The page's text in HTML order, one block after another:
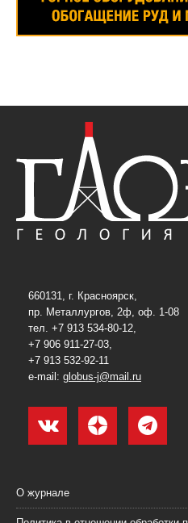
660131, г. Красноярск,
пр. Металлургов, 2ф, оф. 1-08
тел. +7 913 534-80-12,
+7 906 911-27-03,
+7 913 532-92-11
e-mail: globus-j@mail.ru
О журнале